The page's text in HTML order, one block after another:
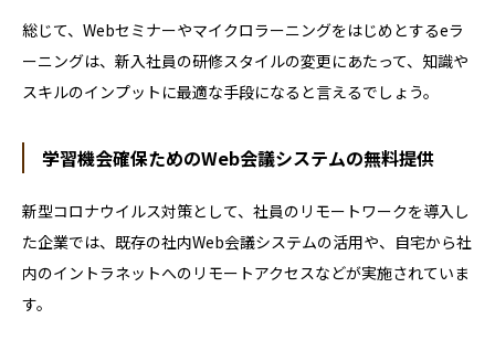
総じて、Webセミナーやマイクロラーニングをはじめとするeラ
ーニングは、新入社員の研修スタイルの変更にあたって、知識や
スキルのインプットに最適な手段になると言えるでしょう。
学習機会確保ためのWeb会議システムの無料提供
新型コロナウイルス対策として、社員のリモートワークを導入し
た企業では、既存の社内Web会議システムの活用や、自宅から社
内のイントラネットへのリモートアクセスなどが実施されていま
す。